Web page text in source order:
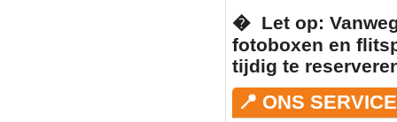
� ️ Let op:
fotoboxen en
tijdig te
📍 ONS